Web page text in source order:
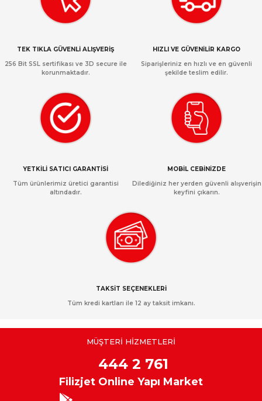
TEK TIKLA GÜVENLİ ALIŞVERİŞ
256 Bit SSL sertifikası ve 3D secure ile
korunmaktadır.
HIZLI VE GÜVENİLİR KARGO
Siparişleriniz en hızlı ve en güvenli
şekilde teslim edilir.
YETKİLİ SATICI GARANTİSİ
Tüm ürünlerimiz üretici garantisi
altındadır.
MOBİL CEBİNİZDE
Dilediğiniz her yerden güvenli alışverişin
keyfini çıkarın.
TAKSİT SEÇENEKLERİ
Tüm kredi kartları ile 12 ay taksit imkanı.
MÜŞTERİ HİZMETLERİ
444 2 761
Filizjet Online Yapı Market